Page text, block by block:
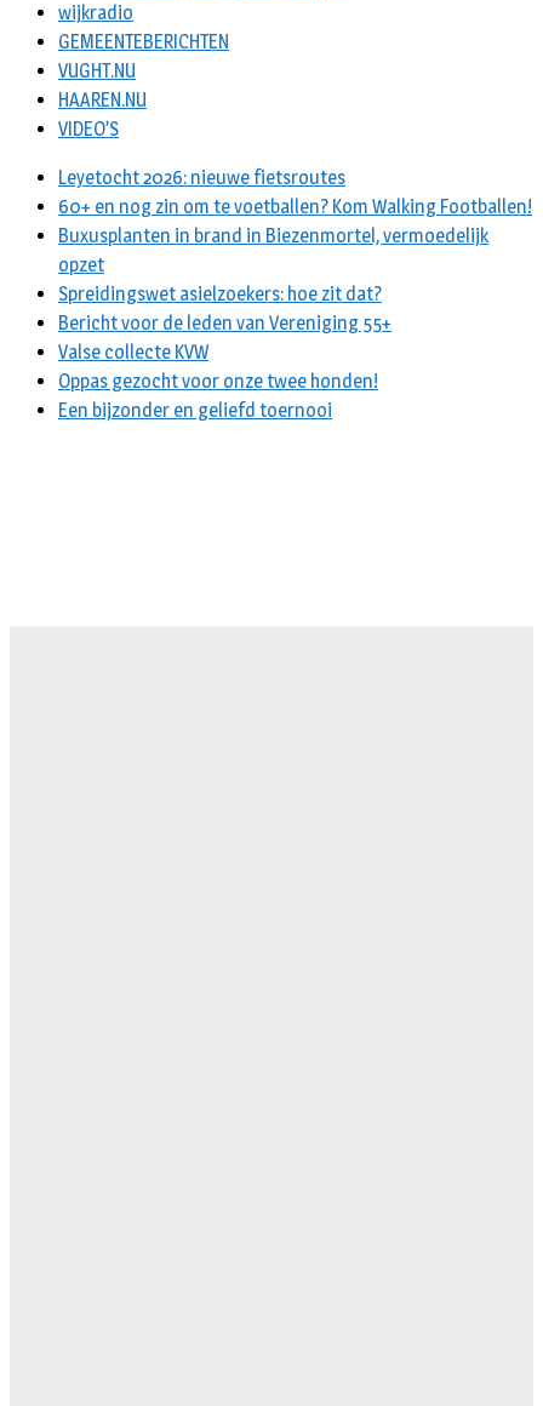
wijkradio
GEMEENTEBERICHTEN
VUGHT.NU
HAAREN.NU
VIDEO’S
Leyetocht 2026: nieuwe fietsroutes
60+ en nog zin om te voetballen? Kom Walking Footballen!
Buxusplanten in brand in Biezenmortel, vermoedelijk
opzet
Spreidingswet asielzoekers: hoe zit dat?
Bericht voor de leden van Vereniging 55+
Valse collecte KVW
Oppas gezocht voor onze twee honden!
Een bijzonder en geliefd toernooi